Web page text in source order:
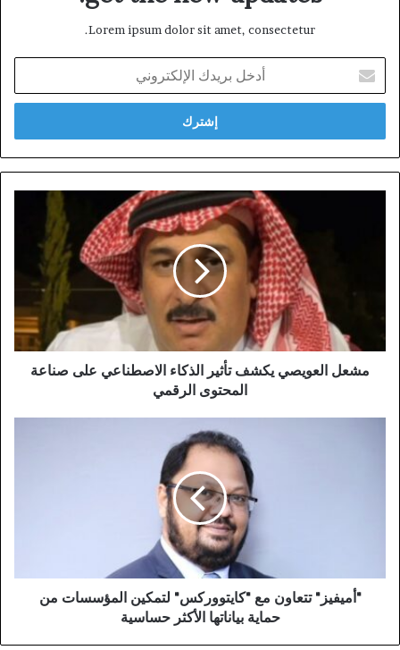
Lorem ipsum dolor sit amet, consectetur.
بريدك
الإلكتروني
مشعل العويصي يكشف تأثير الذكاء الاصطناعي على صناعة
المحتوى الرقمي
"أميفيز" تتعاون مع "كايتووركس" لتمكين المؤسسات من
حماية بياناتها الأكثر حساسية